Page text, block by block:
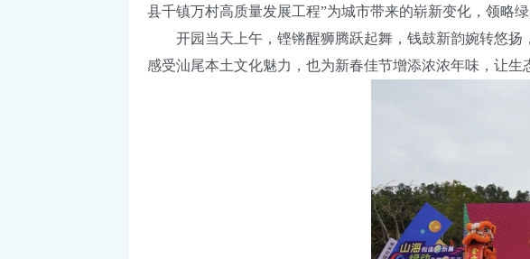
县千镇万村高质量发展工程”为城市带来的崭新变化，领略
开园当天上午，铿锵醒狮腾跃起舞，钱鼓新韵婉转悠扬
感受汕尾本土文化魅力，也为新春佳节增添浓浓年味，让